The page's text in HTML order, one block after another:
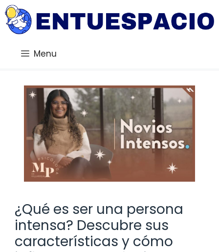
Saltar
al
contenido
Menu
¿Qué es ser una persona
intensa? Descubre sus
características y cómo